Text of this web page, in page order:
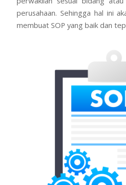
perusahaan. Sehingga hal ini
membuat SOP yang baik dan